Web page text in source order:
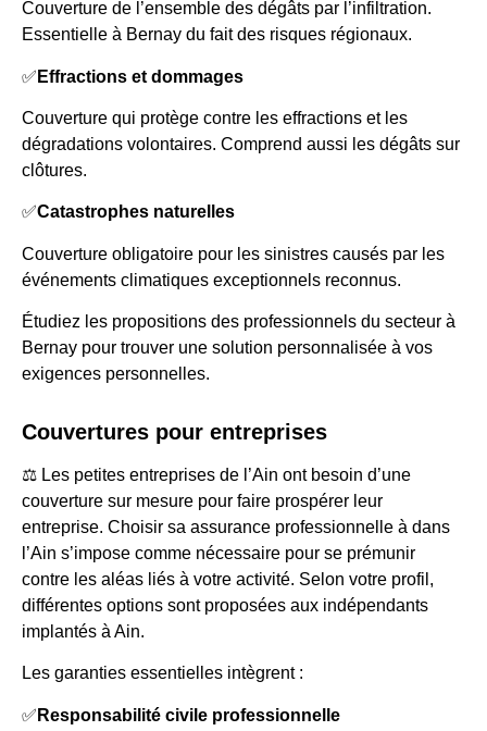
Couverture de l’ensemble des dégâts par l’infiltration.
Essentielle à Bernay du fait des risques régionaux.
✅ Effractions et dommages
Couverture qui protège contre les effractions et les
dégradations volontaires. Comprend aussi les dégâts sur
clôtures.
✅Catastrophes naturelles
Couverture obligatoire pour les sinistres causés par les
événements climatiques exceptionnels reconnus.
Étudiez les propositions des professionnels du secteur à
Bernay pour trouver une solution personnalisée à vos
exigences personnelles.
Couvertures pour entreprises
⚖️ Les petites entreprises de l’Ain ont besoin d’une
couverture sur mesure pour faire prospérer leur
entreprise. Choisir sa assurance professionnelle à dans
l’Ain s’impose comme nécessaire pour se prémunir
contre les aléas liés à votre activité. Selon votre profil,
différentes options sont proposées aux indépendants
implantés à Ain.
Les garanties essentielles intègrent :
✅ Responsabilité civile professionnelle